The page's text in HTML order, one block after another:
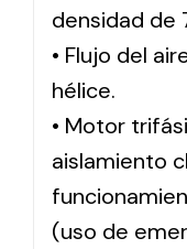
densidad de
• Flujo del
hélice.
• Motor
aislamiento
(uso de